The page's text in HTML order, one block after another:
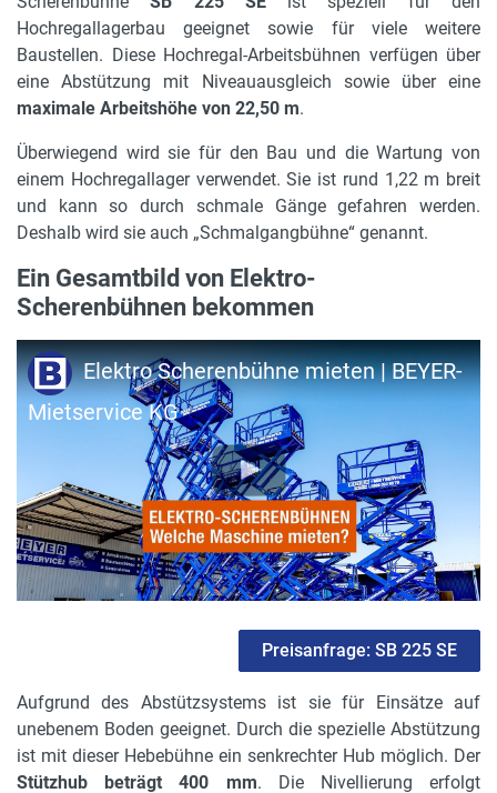
4.49 m
Gerätebreite in m
1.22 m
max. Plattformhöhe
20.5 m
max. Tragkraft
Antrieb
max. zulässige Personen
2
Leergewicht
10290 kg
Armart
Schere
Höhe Transportstellung in m
nein
Bereifung
non-marking
Hochregallagerbau geeignet sowie für viele weitere
Baustellen. Diese Hochregal-Arbeitsbühnen verfügen über
eine Abstützung mit Niveauausgleich sowie über eine
maximale Arbeitshöhe von 22,50 m.
Überwiegend wird sie für den Bau und die Wartung von
einem Hochregallager verwendet. Sie ist rund 1,22 m breit
und kann so durch schmale Gänge gefahren werden.
Deshalb wird sie auch „Schmalgangbühne“ genannt.
Ein Gesamtbild von Elektro-
Scherenbühnen bekommen
Elektro Scherenbühne mieten | BEYER-
Mietservice KG
Preisanfrage: SB 225 SE
Aufgrund des Abstützsystems ist sie für Einsätze auf
unebenem Boden geeignet. Durch die spezielle Abstützung
ist mit dieser Hebebühne ein senkrechter Hub möglich. Der
Stützhub beträgt 400 mm. Die Nivellierung erfolgt